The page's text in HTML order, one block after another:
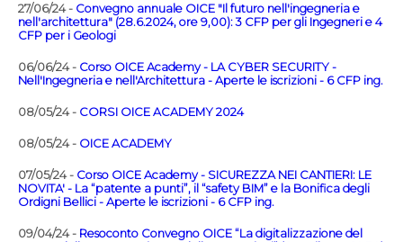
27/06/24 - Convegno annuale OICE "Il futuro nell'ingegneria e
nell'architettura" (28.6.2024, ore 9,00): 3 CFP per gli Ingegneri e 4
CFP per i Geologi
06/06/24 - Corso OICE Academy - LA CYBER SECURITY -
Nell'Ingegneria e nell'Architettura - Aperte le iscrizioni - 6 CFP ing.
08/05/24 - CORSI OICE ACADEMY 2024
08/05/24 - OICE ACADEMY
07/05/24 - Corso OICE Academy - SICUREZZA NEI CANTIERI: LE
NOVITA' - La “patente a punti”, il “safety BIM” e la Bonifica degli
Ordigni Bellici - Aperte le iscrizioni - 6 CFP ing.
09/04/24 - Resoconto Convegno OICE “La digitalizzazione del